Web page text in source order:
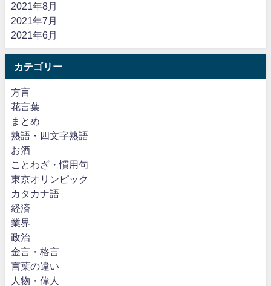
2021年8月
2021年7月
2021年6月
カテゴリー
方言
花言葉
まとめ
熟語・四文字熟語
お酒
ことわざ・慣用句
東京オリンピック
カタカナ語
経済
業界
政治
金言・格言
言葉の違い
人物・偉人